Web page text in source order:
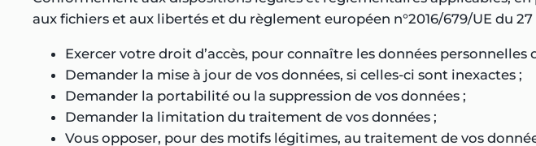
aux fichiers et aux libertés et du règlement européen n°2016/679/UE du
Exercer votre droit d’accès, pour connaître les données personnelles
Demander la mise à jour de vos données, si celles-ci sont inexactes ;
Demander la portabilité ou la suppression de vos données ;
Demander la limitation du traitement de vos données ;
Vous opposer, pour des motifs légitimes, au traitement de vos